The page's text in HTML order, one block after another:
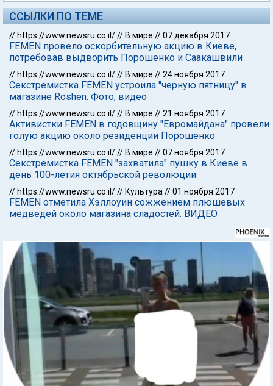
ССЫЛКИ ПО ТЕМЕ
// https://www.newsru.co.il/// В мире //07 декабря 2017
FEMEN провело оскорбительную акцию в Киеве,
потребовав выдворить Порошенко и Саакашвили
// https://www.newsru.co.il/// В мире //24 ноября 2017
Секстремистка FEMEN устроила "черную пятницу" в
магазине Roshen. Фото, видео
// https://www.newsru.co.il/// В мире //21 ноября 2017
Активистки FEMEN в годовщину "Евромайдана" провели
голую акцию около резиденции Порошенко
// https://www.newsru.co.il/// В мире //07 ноября 2017
Секстремистка FEMEN "захватила" пушку в Киеве в
день 100-летия октябрьской революции
// https://www.newsru.co.il/// Культура //01 ноября 2017
FEMEN отметила Хэллоуин сожжением плюшевых
медведей около магазина сладостей. ВИДЕО